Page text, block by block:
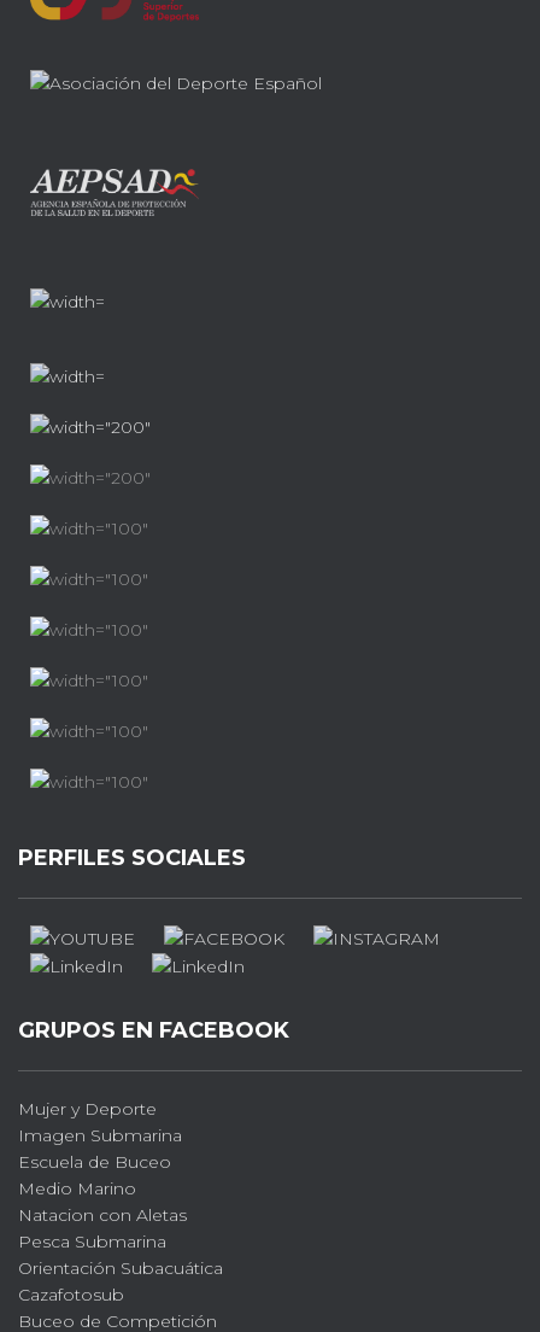
PERFILES SOCIALES
GRUPOS EN FACEBOOK
Mujer y Deporte
Imagen Submarina
Escuela de Buceo
Medio Marino
Natacion con Aletas
Pesca Submarina
Orientación Subacuática
Cazafotosub
Buceo de Competición